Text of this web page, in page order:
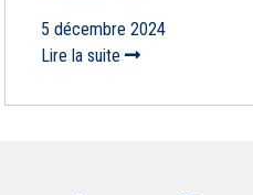
5 décembre 2024
Lire la suite